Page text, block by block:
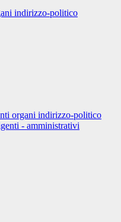
indirizzo-politico
organi indirizzo-politico
- amministrativi